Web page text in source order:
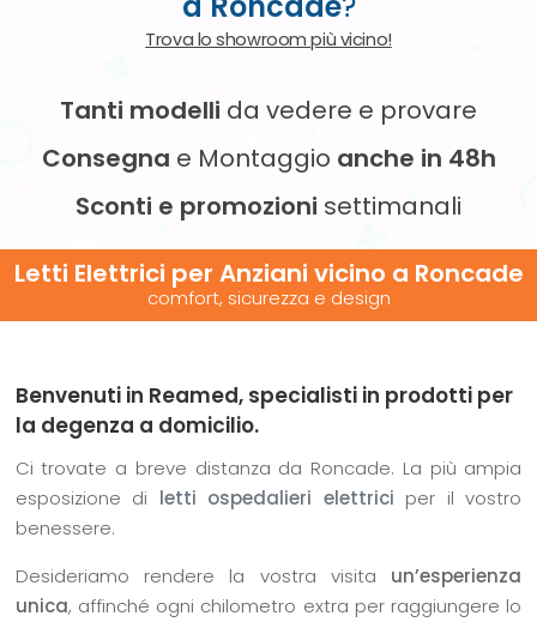
Trova lo showroom più vicino!
Tanti modelli da vedere e provare
Consegna e Montaggio anche in 48h
Sconti e promozioni settimanali
Letti Elettrici per Anziani vicino a Roncade
comfort, sicurezza e design
Benvenuti in Reamed, specialisti in prodotti per
la degenza a domicilio.
Ci trovate a breve distanza da Roncade. La più ampia
esposizione di letti ospedalieri elettrici per il vostro
benessere.
Desideriamo rendere la vostra visita un’esperienza
unica, affinché ogni chilometro extra per raggiungere lo